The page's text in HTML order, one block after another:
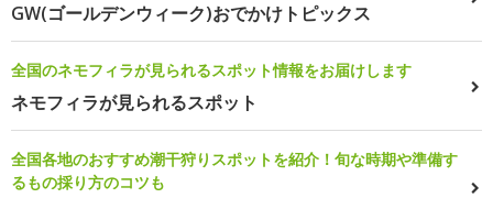
GW(ゴールデンウィーク)おでかけトピックス
全国のネモフィラが見られるスポット情報をお届けします
ネモフィラが見られるスポット
全国各地のおすすめ潮干狩りスポットを紹介！旬な時期や準備す
るもの採り方のコツも